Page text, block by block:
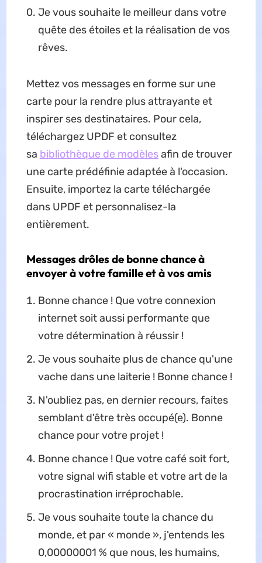
Je vous souhaite le meilleur dans votre
quête des étoiles et la réalisation de vos
rêves.
Mettez vos messages en forme sur une
carte pour la rendre plus attrayante et
inspirer ses destinataires. Pour cela,
téléchargez UPDF et consultez
sa bibliothèque de modèlesafin de trouver
une carte prédéfinie adaptée à l'occasion.
Ensuite, importez la carte téléchargée
dans UPDF et personnalisez-la
entièrement.
Messages drôles de bonne chance à
envoyer à votre famille et à vos amis
Bonne chance ! Que votre connexion
internet soit aussi performante que
votre détermination à réussir !
Je vous souhaite plus de chance qu'une
vache dans une laiterie ! Bonne chance !
N'oubliez pas, en dernier recours, faites
semblant d'être très occupé(e). Bonne
chance pour votre projet !
Bonne chance ! Que votre café soit fort,
votre signal wifi stable et votre art de la
procrastination irréprochable.
Je vous souhaite toute la chance du
monde, et par « monde », j'entends les
0,00000001 % que nous, les humains,